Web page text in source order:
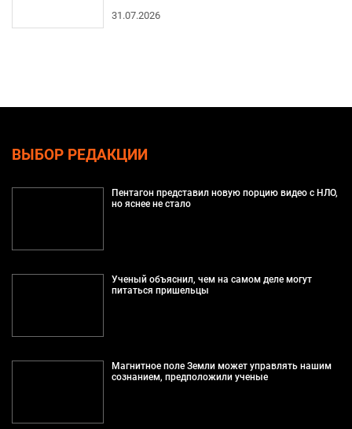
31.07.2026
ВЫБОР РЕДАКЦИИ
Пентагон представил новую порцию видео с НЛО,
но яснее не стало
Ученый объяснил, чем на самом деле могут
питаться пришельцы
Магнитное поле Земли может управлять нашим
сознанием, предположили ученые